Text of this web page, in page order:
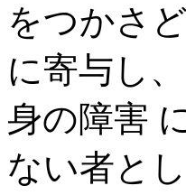
をつかさ
に寄与し
身の障害
ない者と